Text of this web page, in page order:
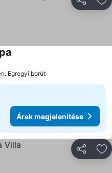
Egregyi borút
Árak megjelenítése